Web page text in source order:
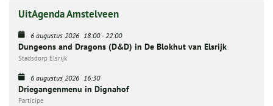
UitAgenda Amstelveen
6 augustus 2026 18:00-22:00
Dungeons and Dragons (D&D) in De Blokhut van Elsrijk
Stadsdorp Elsrijk
6 augustus 2026 16:30
Driegangenmenu in Dignahof
Participe